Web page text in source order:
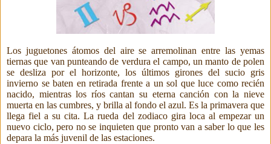
Los juguetones átomos del aire se arremolinan entre las yemas
tiernas que van punteando de verdura el campo, un manto de polen
se desliza por el horizonte, los últimos girones del sucio gris
invierno se baten en retirada frente a un sol que luce como recién
nacido, mientras los ríos cantan su eterna canción con la nieve
muerta en las cumbres, y brilla al fondo el azul. Es la primavera que
llega fiel a su cita. La rueda del zodiaco gira loca al empezar un
nuevo ciclo, pero no se inquieten que pronto van a saber lo que les
depara la más juvenil de las estaciones.